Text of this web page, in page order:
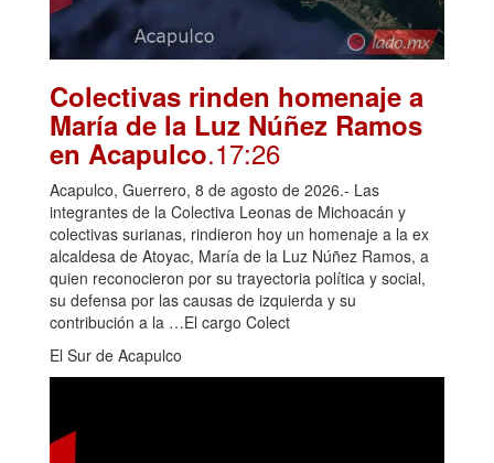
Colectivas rinden homenaje a
María de la Luz Núñez Ramos
en Acapulco.17:26
Acapulco, Guerrero, 8 de agosto de 2026.- Las
integrantes de la Colectiva Leonas de Michoacán y
colectivas surianas, rindieron hoy un homenaje a la ex
alcaldesa de Atoyac, María de la Luz Núñez Ramos, a
quien reconocieron por su trayectoria política y social,
su defensa por las causas de izquierda y su
contribución a la …El cargo Colect
El Sur de Acapulco